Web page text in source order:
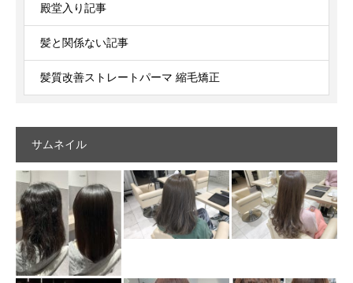
殿堂入り記事
髪と関係ない記事
髪質改善ストレートパーマ 縮毛矯正
サムネイル